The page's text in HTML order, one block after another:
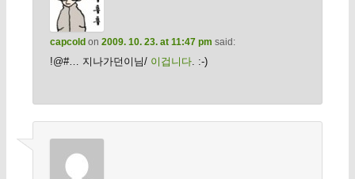
capcoldon 2009. 10. 23. at 11:47 pm said:
!@#… 지나가던이님/ 이겁니다. :-)